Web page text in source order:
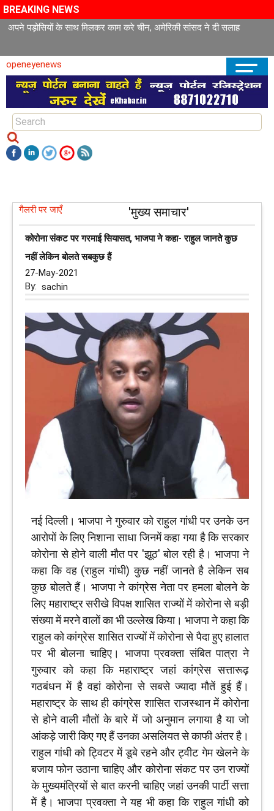
BREAKING NEWS
अपने पड़ोसियों के साथ मिलकर काम करे चीन, अमेरिकी सांसद ने दी सलाह
openeyenews
गैलरी पर जाएँ 'मुख्य समाचार'
कोरोना संकट पर गरमाई सियासत, भाजपा ने कहा- राहुल जानते कुछ
नहीं लेकिन बोलते सबकुछ हैं
27-May-2021
By: sachin
नई दिल्‍ली। भाजपा ने गुरुवार को राहुल गांधी पर उनके उन
आरोपों के लिए निशाना साधा जिनमें कहा गया है कि‍ सरकार
कोरोना से होने वाली मौत पर 'झूठ' बोल रही है। भाजपा ने
कहा कि वह (राहुल गांधी) कुछ नहीं जानते है लेकिन सब
कुछ बोलते हैं। भाजपा ने कांग्रेस नेता पर हमला बोलने के
लिए महाराष्‍ट्र सरीखे विपक्ष शासित राज्यों में कोरोना से बड़ी
संख्या में मरने वालों का भी उल्लेख किया। भाजपा ने कहा कि
राहुल को कांग्रेस शासित राज्‍यों में कोरोना से पैदा हुए हालात
पर भी बोलना चाहिए। भाजपा प्रवक्ता संबित पात्रा ने
गुरुवार को कहा कि महाराष्ट्र जहां कांग्रेस सत्तारूढ़
गठबंधन में है वहां कोरोना से सबसे ज्यादा मौतें हुई हैं।
महाराष्‍ट्र के साथ ही कांग्रेस शासित राजस्थान में कोरोना
से होने वाली मौतों के बारे में जो अनुमान लगाया है या जो
आंकड़े जारी किए गए हैं उनका असलियत से काफी अंतर है।
राहुल गांधी को ट्विटर में डूबे रहने और ट्वीट गेम खेलने के
बजाय फोन उठाना चाहिए और कोरोना संकट पर उन राज्यों
के मुख्यमंत्रियों से बात करनी चाहिए जहां उनकी पार्टी सत्ता
में है। भाजपा प्रवक्ता ने यह भी कहा कि‍ राहुल गांधी को